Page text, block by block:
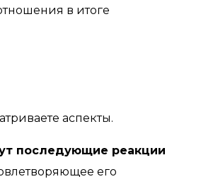
в итоге
аспекты.
последующие реакции
его